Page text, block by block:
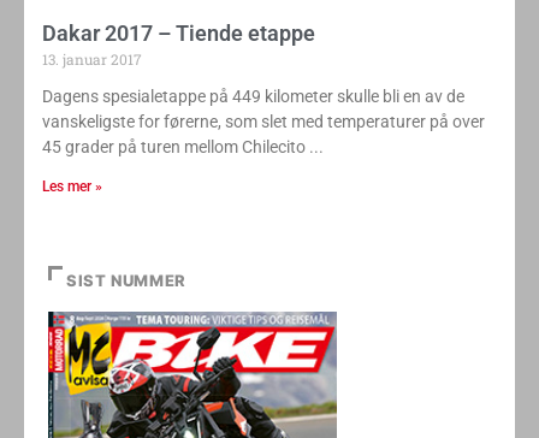
Dakar 2017 – Tiende etappe
13. januar 2017
Dagens spesialetappe på 449 kilometer skulle bli en av de
vanskeligste for førerne, som slet med temperaturer på over
45 grader på turen mellom Chilecito
Les mer »
SIST NUMMER